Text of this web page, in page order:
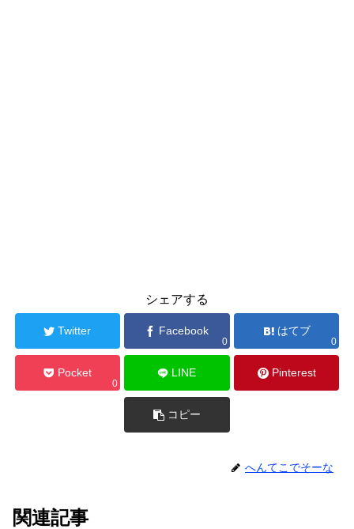
シェアする
Twitter Facebook
0
はてブ
0
Pocket
0
LINE Pinterest
コピー
へんてこでそーな
関連記事